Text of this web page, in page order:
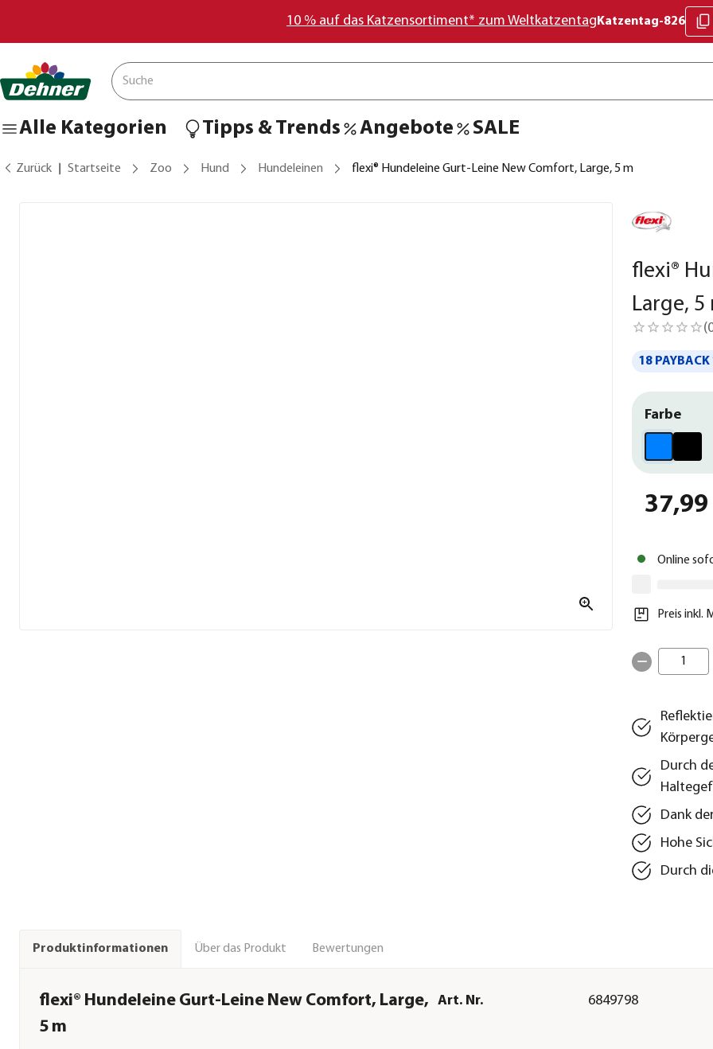
10 % auf das Katzensortiment* zum Weltkatzentag Katzentag-826
Alle Kategorien Tipps & Trends Angebote SALE
Zurück Startseite Zoo Hund Hundeleinen flexi® Hundeleine Gurt-Leine New Comfort, Large, 5 m
flexi®
Large, 5
(
18
Farbe
37,99
Online
Preis inkl.
1
Durch
Dank
Hohe
Durch
Produktinformationen Über das Produkt Bewertungen
flexi® Hundeleine Gurt-Leine New Comfort, Large,
5 m
Art. Nr. 6849798